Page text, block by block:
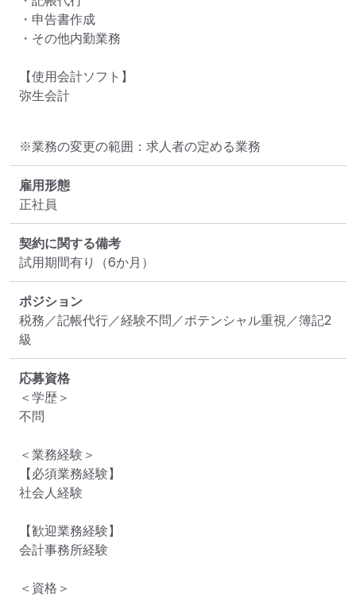
・申告書作成
・その他内勤業務
【使用会計ソフト】
弥生会計
※業務の変更の範囲：求人者の定める業務
雇用形態
正社員
契約に関する備考
試用期間有り（6か月）
ポジション
税務／記帳代行／経験不問／ポテンシャル重視／簿記2
級
応募資格
＜学歴＞
不問
＜業務経験＞
【必須業務経験】
社会人経験
【歓迎業務経験】
会計事務所経験
＜資格＞